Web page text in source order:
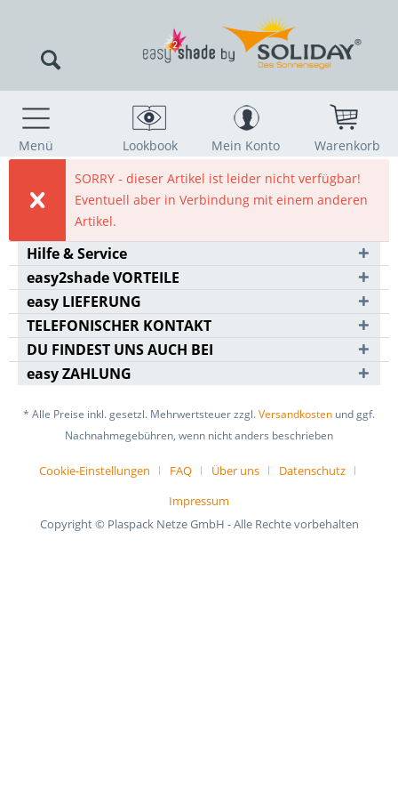
Menü Lookbook Mein Konto
Warenkorb
SORRY - dieser Artikel ist leider nicht verfügbar!
Eventuell aber in Verbindung mit einem anderen
Artikel.
Hilfe & Service
easy2shade VORTEILE
easy LIEFERUNG
TELEFONISCHER KONTAKT
DU FINDEST UNS AUCH BEI
easy ZAHLUNG
* Alle Preise inkl. gesetzl. Mehrwertsteuer zzgl.Versandkosten und ggf.
Nachnahmegebühren, wenn nicht anders beschrieben
Cookie-Einstellungen FAQ Über uns
Datenschutz
Impressum
Copyright © Plaspack Netze GmbH - Alle Rechte vorbehalten